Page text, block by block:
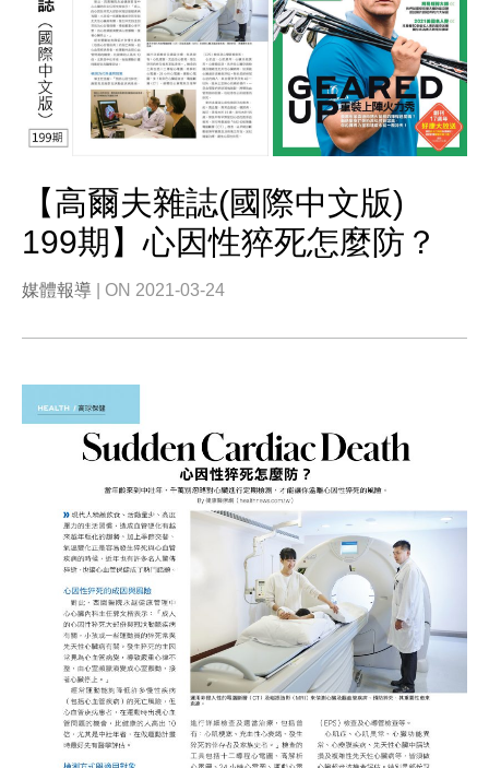
【高爾夫雜誌(國際中文版)
199期】心因性猝死怎麼防？
媒體報導 | ON 2021-03-24